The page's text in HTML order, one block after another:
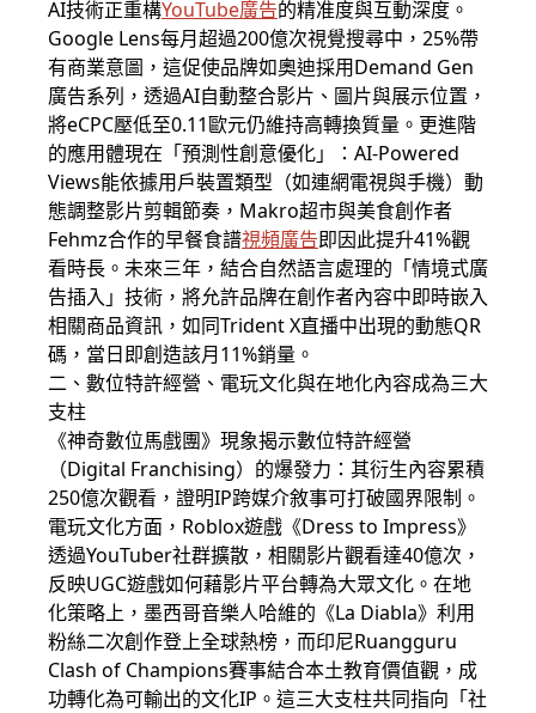
AI技術正重構YouTube廣告的精准度與互動深度。
Google Lens每月超過200億次視覺搜尋中，25%帶
有商業意圖，這促使品牌如奧迪採用Demand Gen
廣告系列，透過AI自動整合影片、圖片與展示位置，
將eCPC壓低至0.11歐元仍維持高轉換質量。更進階
的應用體現在「預測性創意優化」：AI-Powered
Views能依據用戶裝置類型（如連網電視與手機）動
態調整影片剪輯節奏，Makro超市與美食創作者
Fehmz合作的早餐食譜視頻廣告即因此提升41%觀
看時長。未來三年，結合自然語言處理的「情境式廣
告插入」技術，將允許品牌在創作者內容中即時嵌入
相關商品資訊，如同Trident X直播中出現的動態QR
碼，當日即創造該月11%銷量。
二、數位特許經營、電玩文化與在地化內容成為三大
支柱
《神奇數位馬戲團》現象揭示數位特許經營
（Digital Franchising）的爆發力：其衍生內容累積
250億次觀看，證明IP跨媒介敘事可打破國界限制。
電玩文化方面，Roblox遊戲《Dress to Impress》
透過YouTuber社群擴散，相關影片觀看達40億次，
反映UGC遊戲如何藉影片平台轉為大眾文化。在地
化策略上，墨西哥音樂人哈維的《La Diabla》利用
粉絲二次創作登上全球熱榜，而印尼Ruangguru
Clash of Champions賽事結合本土教育價值觀，成
功轉化為可輸出的文化IP。這三大支柱共同指向「社